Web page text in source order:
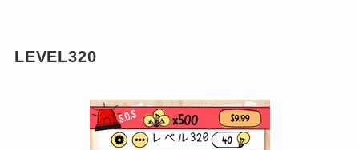
LEVEL320